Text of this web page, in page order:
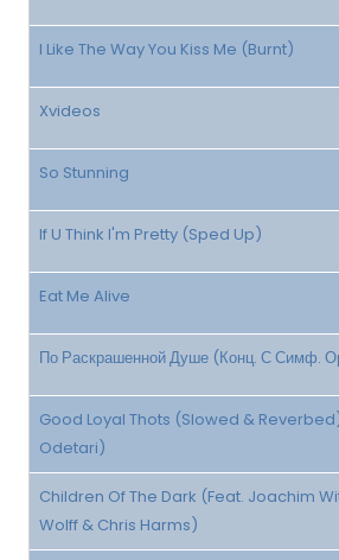
I Like The Way You Kiss Me (Burnt)
Xvideos
So Stunning
If U Think I'm Pretty (Sped Up)
Eat Me Alive
По Раскрашенной Душе (Конц. С Симф.
Good Loyal Thots (Slowed &
Odetari)
Children Of The Dark (Feat. Joachim
Wolff & Chris Harms)